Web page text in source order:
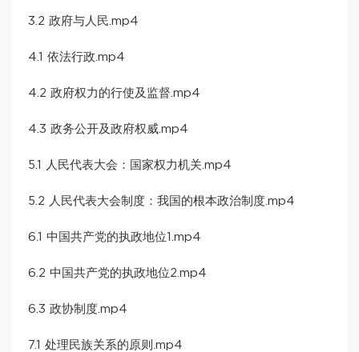
3.2 政府与人民.mp4
4.1 依法行政.mp4
4.2 政府权力的行使及监督.mp4
4.3 政务公开及政府权威.mp4
5.1 人民代表大会：国家权力机关.mp4
5.2 人民代表大会制度：我国的根本政治制度.mp4
6.1 中国共产党的执政地位1.mp4
6.2 中国共产党的执政地位2.mp4
6.3 政协制度.mp4
7.1 处理民族关系的原则.mp4